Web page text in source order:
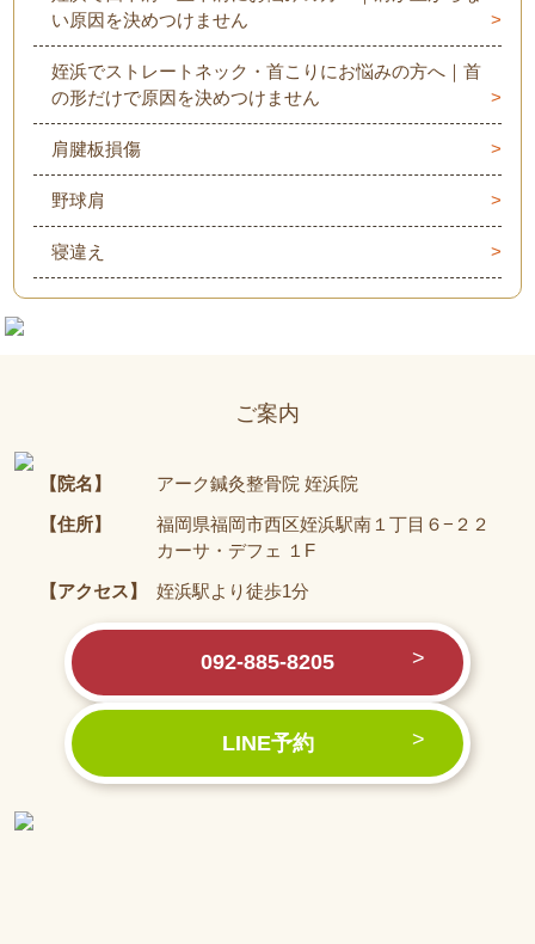
い原因を決めつけません
姪浜でストレートネック・首こりにお悩みの方へ｜首
の形だけで原因を決めつけません
肩腱板損傷
野球肩
寝違え
ご案内
【院名】
アーク鍼灸整骨院 姪浜院
【住所】
福岡県福岡市西区姪浜駅南１丁目６−２２
カーサ・デフェ １F
【アクセス】
姪浜駅より徒歩1分
092-885-8205
LINE予約